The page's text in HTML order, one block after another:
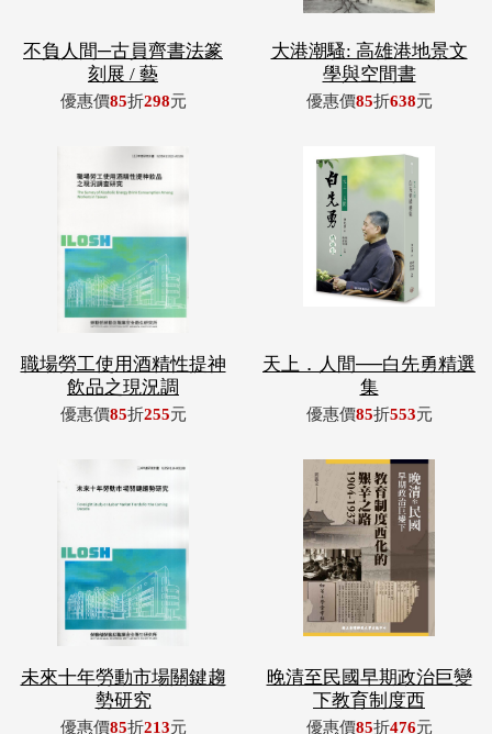
不負人間─古員齊書法篆
刻展 / 藝
優惠價85折298元
大港潮騷: 高雄港地景文
學與空間書
優惠價85折638元
職場勞工使用酒精性提神
飲品之現況調
優惠價85折255元
天上．人間──白先勇精選
集
優惠價85折553元
未來十年勞動市場關鍵趨
勢研究
優惠價85折213元
晚清至民國早期政治巨變
下教育制度西
優惠價85折476元